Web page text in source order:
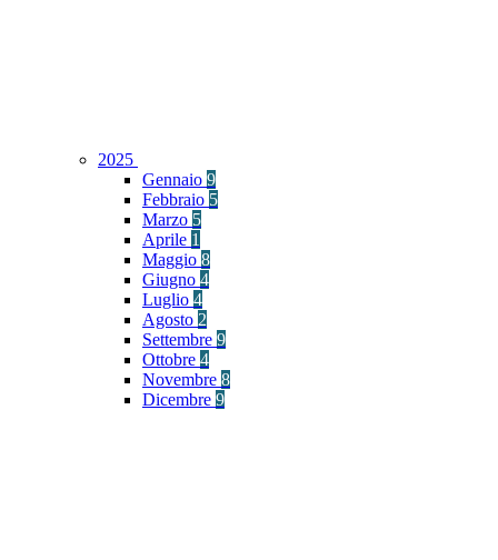
2025
Gennaio 9
Febbraio 5
Marzo 5
Aprile 1
Maggio 8
Giugno 4
Luglio 4
Agosto 2
Settembre 9
Ottobre 4
Novembre 8
Dicembre 9